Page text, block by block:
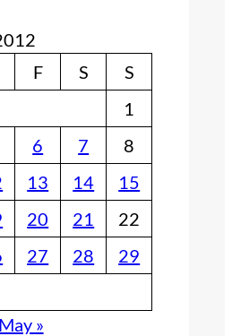
F S
S
1
6 7
8
13 14
15
20 21
22
27 28
29
May »